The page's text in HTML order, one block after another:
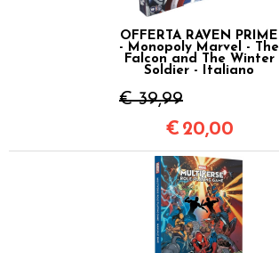
OFFERTA RAVEN PRIME
- Monopoly Marvel - The
Falcon and The Winter
Soldier - Italiano
€ 39,99
€ 20,00